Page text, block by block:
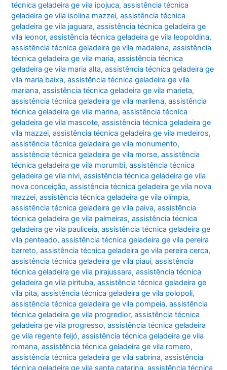
técnica geladeira ge vila ipojuca,assistência técnica
geladeira ge vila isolina mazzei,assistência técnica
geladeira ge vila jaguara,assistência técnica geladeira ge
vila leonor,assistência técnica geladeira ge vila leopoldina,
assistência técnica geladeira ge vila madalena,assistência
técnica geladeira ge vila maria,assistência técnica
geladeira ge vila maria alta,assistência técnica geladeira ge
vila maria baixa,assistência técnica geladeira ge vila
mariana,assistência técnica geladeira ge vila marieta,
assistência técnica geladeira ge vila marilena,assistência
técnica geladeira ge vila marina,assistência técnica
geladeira ge vila mascote,assistência técnica geladeira ge
vila mazzei,assistência técnica geladeira ge vila medeiros,
assistência técnica geladeira ge vila monumento,
assistência técnica geladeira ge vila morse,assistência
técnica geladeira ge vila morumbi,assistência técnica
geladeira ge vila nivi,assistência técnica geladeira ge vila
nova conceição,assistência técnica geladeira ge vila nova
mazzei,assistência técnica geladeira ge vila olímpia,
assistência técnica geladeira ge vila paiva,assistência
técnica geladeira ge vila palmeiras,assistência técnica
geladeira ge vila pauliceia,assistência técnica geladeira ge
vila penteado,assistência técnica geladeira ge vila pereira
barreto,assistência técnica geladeira ge vila pereira cerca,
assistência técnica geladeira ge vila piauí,assistência
técnica geladeira ge vila pirajussara,assistência técnica
geladeira ge vila pirituba,assistência técnica geladeira ge
vila pita,assistência técnica geladeira ge vila polopoli,
assistência técnica geladeira ge vila pompeia,assistência
técnica geladeira ge vila progredior,assistência técnica
geladeira ge vila progresso,assistência técnica geladeira
ge vila regente feijó,assistência técnica geladeira ge vila
romana,assistência técnica geladeira ge vila romero,
assistência técnica geladeira ge vila sabrina,assistência
técnica geladeira ge vila santa catarina,assistência técnica